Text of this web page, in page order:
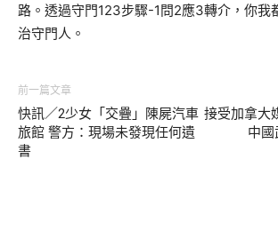
路。透過守門123步驟-1問2應3轉介，你我
治守門人。
前一篇文章
快訊／2少女「交疊」陳屍汽車
旅館 警方：現場未發現任何遺
書
接受加拿大
中國